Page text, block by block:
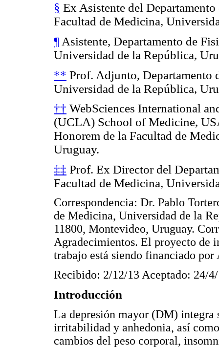
§ Ex Asistente del
Facultad de Medicina,
¶ Asistente, Departamento de
Universidad de la República,
** Prof. Adjunto, Departamento
Universidad de la República,
†† WebSciences International
(UCLA) School of Medicine,
Honorem de la Facultad de
Uruguay.
‡‡ Prof. Ex Director del
Facultad de Medicina,
Correspondencia: Dr. Pablo
de Medicina, Universidad de la
11800, Montevideo, Uruguay.
Agradecimientos. El proyecto de
trabajo está siendo financiado
Recibido: 2/12/13 Aceptado: 24/
Introducción
La depresión mayor (DM) integra
irritabilidad y anhedonia, así
cambios del peso corporal,